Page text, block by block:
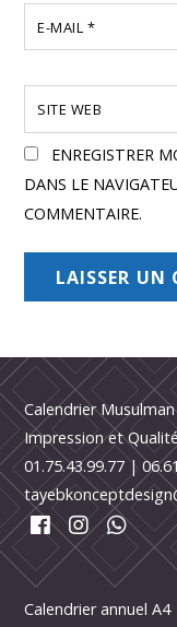
E-MAIL *
SITE WEB
ENREGISTRER
DANS LE
COMMENTAIRE.
Calendrier Musulman
Impression et
01.75.43.99.77 |
Calendrier annuel A4